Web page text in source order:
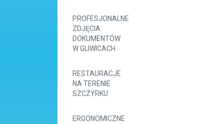
PROFESJONALNE
ZDJĘCIA
DOKUMENTÓW
W GLIWICACH
RESTAURACJE
NA TERENIE
SZCZYRKU
ERGONOMICZNE